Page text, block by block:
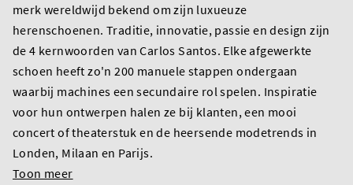
merk wereldwijd bekend om zijn luxueuze
herenschoenen. Traditie, innovatie, passie en design zijn
de 4 kernwoorden van Carlos Santos. Elke afgewerkte
schoen heeft zo'n 200 manuele stappen ondergaan
waarbij machines een secundaire rol spelen. Inspiratie
voor hun ontwerpen halen ze bij klanten, een mooi
concert of theaterstuk en de heersende modetrends in
Londen, Milaan en Parijs.
Toon meer